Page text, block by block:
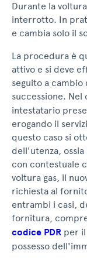
Durante la
interrotto. In
e cambia solo il
La procedura è
attivo e si deve
seguito a
successione. Nel
intestatario
erogando il
questo caso si
dell'utenza,
con contestuale
voltura gas, il
richiesta al
entrambi i casi,
fornitura,
codice PDR per il
possesso